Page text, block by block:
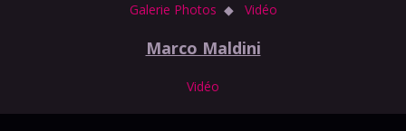
Galerie Photos ◆ Vidéo
Marco Maldini
Vidéo